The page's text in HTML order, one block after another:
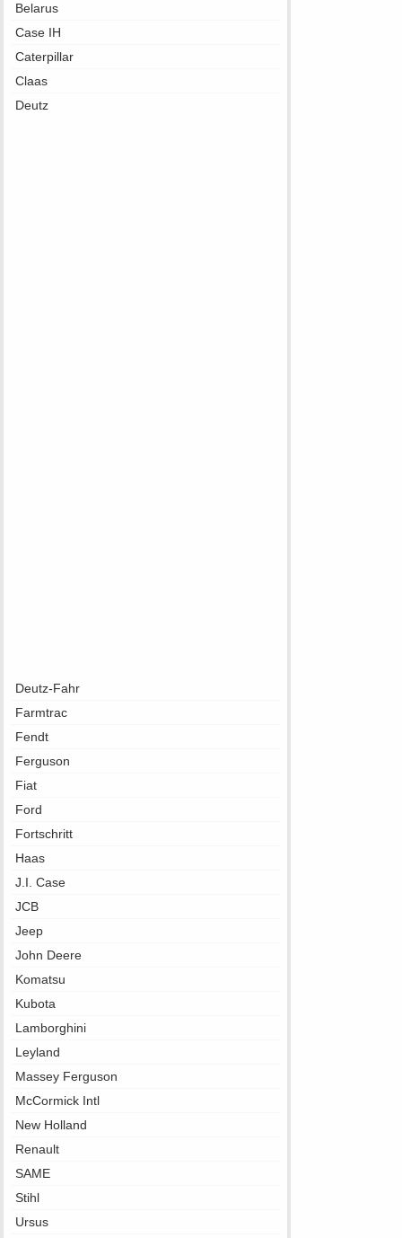
Belarus
Case IH
Caterpillar
Claas
Deutz
Deutz-Fahr
Farmtrac
Fendt
Ferguson
Fiat
Ford
Fortschritt
Haas
J.I. Case
JCB
Jeep
John Deere
Komatsu
Kubota
Lamborghini
Leyland
Massey Ferguson
McCormick Intl
New Holland
Renault
SAME
Stihl
Ursus